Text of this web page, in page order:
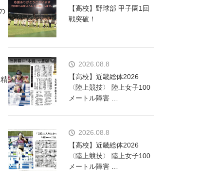
【高校】野球部 甲子園1回
戦突破！
2026.08.8
【高校】近畿総体2026
〈陸上競技〉 陸上女子100
メートル障害 …
2026.08.8
【高校】近畿総体2026
〈陸上競技〉 陸上女子100
メートル障害 …